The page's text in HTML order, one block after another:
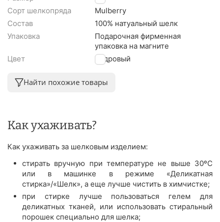
Сорт шелкопряда
Mulberry
Состав
100% натуальный шелк
Упаковка
Подарочная фирменная
упаковка на магните
Цвет
Пудровый
Найти похожие товары
Как ухаживать?
Как ухаживать за шелковым изделием:
стирать вручную при температуре не выше 30ºС
или в машинке в режиме «Деликатная
стирка»/«Шелк», а еще лучше чистить в химчистке;
при стирке лучше пользоваться гелем для
деликатных тканей, или использовать стиральный
порошек специально для шелка;